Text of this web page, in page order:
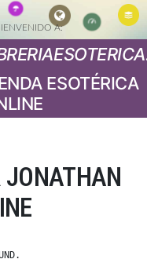
ESOTÉRICA
A:
JONATHAN